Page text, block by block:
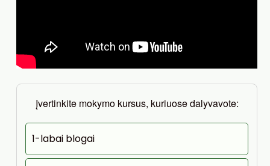
Įvertinkite mokymo kursus, kuriuose dalyvavote:
1-labai blogai